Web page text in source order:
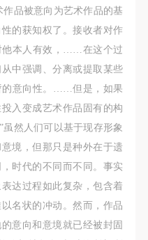
品被意向为艺术作品的基
的获知权了。接收者对作
他本人有效，……在这个过
中强调、分离或提取某些
的意向性。……但是，如果
入变成艺术作品固有的构
然人们可以基于现存形象
境，但那只是种外在于遗
时代的不同而不同。事实
达过程如此复杂，包含着
名状的冲动。然而，作品
意向和意境就已经被封固
帐号密码登录
发送验证码